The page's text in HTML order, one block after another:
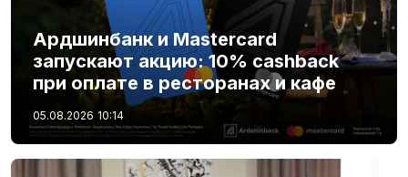
Ардшинбанк и Mastercard
запускают акцию: 10% cashback
при оплате в ресторанах и кафе
05.08.2026 10:14